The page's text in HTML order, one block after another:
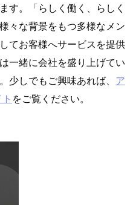
す。「らしく働く、らしく
々な背景をもつ多様なメン
てお客様へサービスを提供
一緒に会社を盛り上げてい
少しでもご興味あれば、 ア
をご覧ください。